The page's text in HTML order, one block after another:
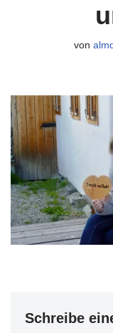
von
Schreibe